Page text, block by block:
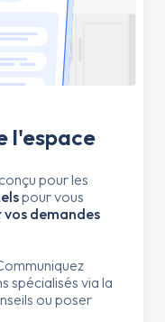
l'espace
pour les
pour vous
demandes
spécialisés via la
ou poser